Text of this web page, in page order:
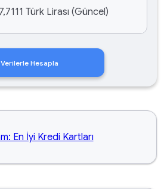
Türk Lirası (Güncel)
Hesapla